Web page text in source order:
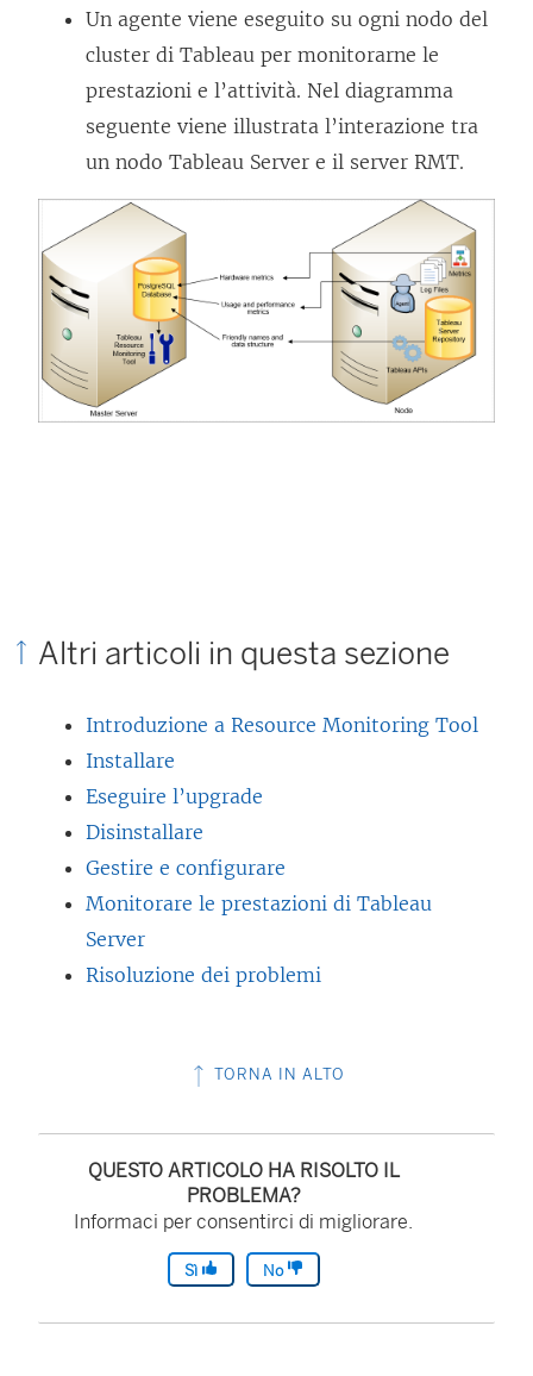
Un agente viene eseguito su ogni nodo del
cluster di Tableau per monitorarne le
prestazioni e l’attività. Nel diagramma
seguente viene illustrata l’interazione tra
un nodo Tableau Server e il server RMT.
Altri articoli in questa sezione
Introduzione a Resource Monitoring Tool
Installare
Eseguire l’upgrade
Disinstallare
Gestire e configurare
Monitorare le prestazioni di Tableau
Server
Risoluzione dei problemi
TORNA IN ALTO
QUESTO ARTICOLO HA RISOLTO IL
PROBLEMA?
Informaci per consentirci di migliorare.
Sì No